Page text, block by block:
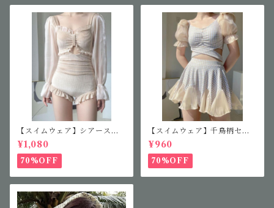
【スイムウェア】シアースリ
ーブフリルワンピース
¥1,080
70%OFF
【スイムウェア】千鳥柄セパ
レート水着
¥960
70%OFF